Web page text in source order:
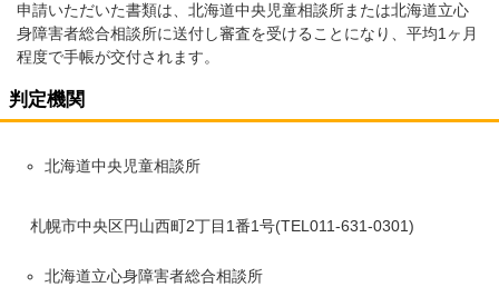
申請いただいた書類は、北海道中央児童相談所または北海道立心
身障害者総合相談所に送付し審査を受けることになり、平均1ヶ月
程度で手帳が交付されます。
判定機関
北海道中央児童相談所
札幌市中央区円山西町2丁目1番1号(TEL011-631-0301)
北海道立心身障害者総合相談所